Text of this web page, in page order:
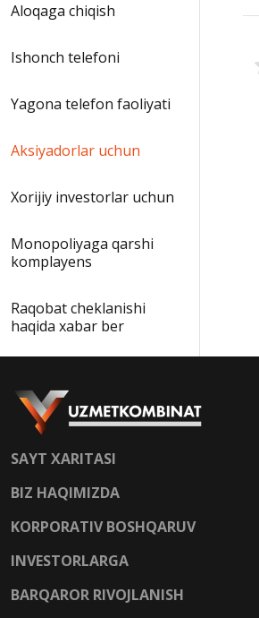
Aloqaga chiqish
Ishonch telefoni
Yagona telefon faoliyati
Aksiyadorlar uchun
Xorijiy investorlar uchun
Monopoliyaga qarshi
komplayens
Raqobat cheklanishi
haqida xabar ber
SAYT XARITASI
BIZ HAQIMIZDA
KORPORATIV BOSHQARUV
INVESTORLARGA
BARQAROR RIVOJLANISH